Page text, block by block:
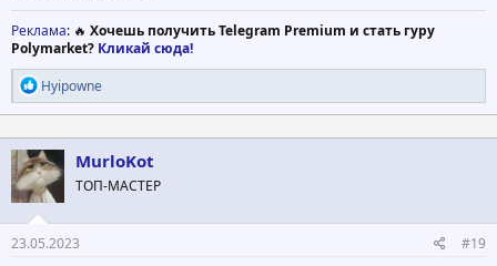
Реклама: 🔥 Хочешь получить Telegram Premium и стать гуру
Polymarket? Кликай сюда!
Р
е
а
к
ц
и
и
:
Hyipowne
MurloKot
ТОП-МАСТЕР
23.05.2023 #19